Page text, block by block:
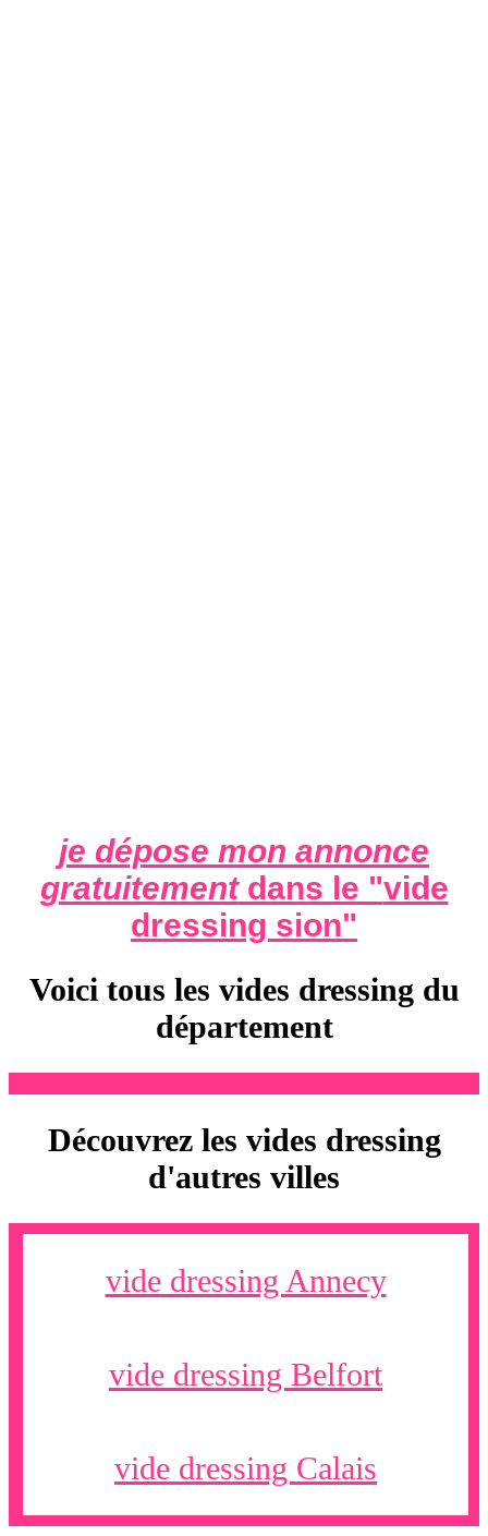
je dépose mon annonce
gratuitementdans le "vide
dressing sion"
Voici tous les vides dressing du
département
Découvrez les vides dressing
d'autres villes
vide dressing Annecy
vide dressing Belfort
vide dressing Calais